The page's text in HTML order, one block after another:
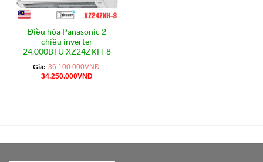
Điều hòa Panasonic 2
chiều inverter
24.000BTU XZ24ZKH-8
Giá: 36.100.000VNĐ
Giá
34.250.000VNĐGiá